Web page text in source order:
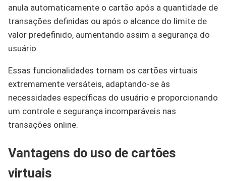
anula automaticamente o cartão após a quantidade de
transações definidas ou após o alcance do limite de
valor predefinido, aumentando assim a segurança do
usuário.
Essas funcionalidades tornam os cartões virtuais
extremamente versáteis, adaptando-se às
necessidades específicas do usuário e proporcionando
um controle e segurança incomparáveis nas
transações online.
Vantagens do uso de cartões
virtuais